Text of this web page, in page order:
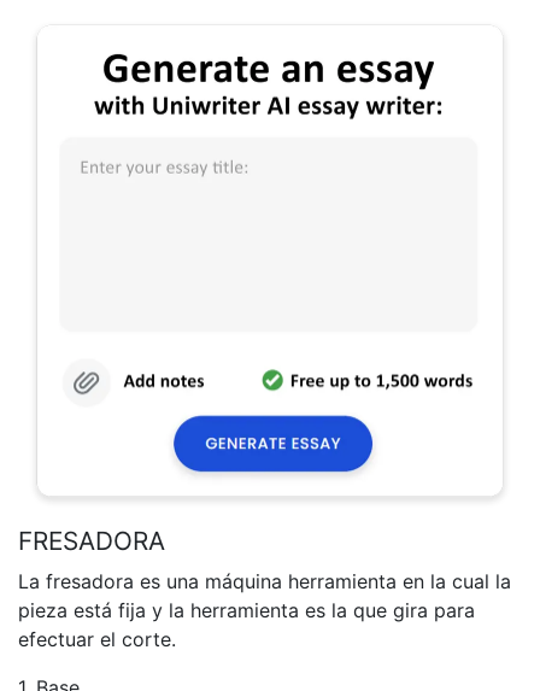
FRESADORA
La fresadora es una máquina herramienta en la cual la
pieza está fija y la herramienta es la que gira para
efectuar el corte.